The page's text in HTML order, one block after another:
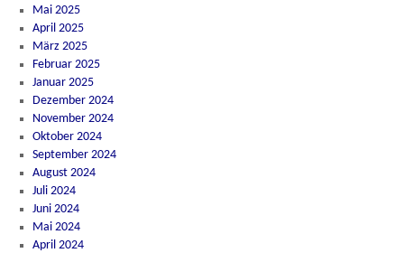
Mai 2025
April 2025
März 2025
Februar 2025
Januar 2025
Dezember 2024
November 2024
Oktober 2024
September 2024
August 2024
Juli 2024
Juni 2024
Mai 2024
April 2024